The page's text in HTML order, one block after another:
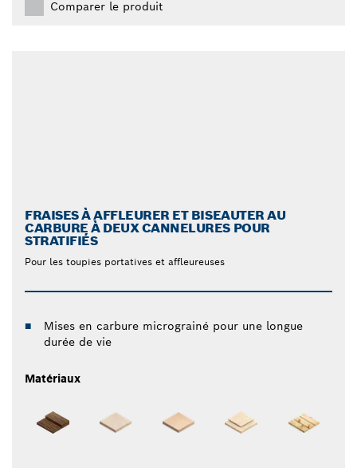
Comparer le produit
FRAISES À AFFLEURER ET BISEAUTER AU
CARBURE À DEUX CANNELURES POUR
STRATIFIÉS
Pour les toupies portatives et affleureuses
Mises en carbure micrograiné pour une longue
durée de vie
Matériaux